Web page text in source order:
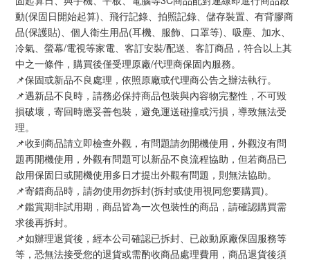
動(保固日開始起算)、飛行記錄、拍照記錄、儲存裝置、有背膠商
品(保護貼)、個人衛生用品(耳機、服飾、口罩等)、吸塵、加水、
冷氣、螢幕/電視等家電、客訂安裝/配送、客訂商品，符合以上其
中之一條件，購買後僅受理原廠/代理商保固內服務。
📌保固或新品不良處理，依照原廠或代理商公告之辦法執行。
📌遇新品不良時，請務必保持商品包裝與內容物完整性，不可毀
損破壞，寄回時應妥善包裝，避免運送碰撞或污損，導致無法受
理。
📌收到商品請立即檢查外觀，有問題請勿開機使用，外觀沒有問
題再開機使用，外觀有問題可以新品不良流程協助，但若商品已
啟用保固日或開機使用多日才提出外觀有問題，則無法協助。
📌寄錯商品時，請勿使用勿拆封(拆封或使用視同您要購買)。
📌鑑賞期非試用期，商品皆為一次包裝性的商品，請確認購買需
求後再拆封。
📌如辦理退貨後，經本公司確認已拆封、已啟動原廠保固服務等
等，恐無法接受您的退貨或需酌收商品處理費用，商品退貨後須